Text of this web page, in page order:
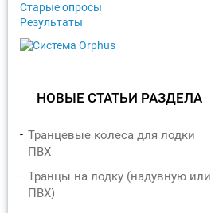
Старые опросы
Результаты
НОВЫЕ СТАТЬИ РАЗДЕЛА
Транцевые колеса для лодки
ПВХ
Транцы на лодку (надувную или
ПВХ)